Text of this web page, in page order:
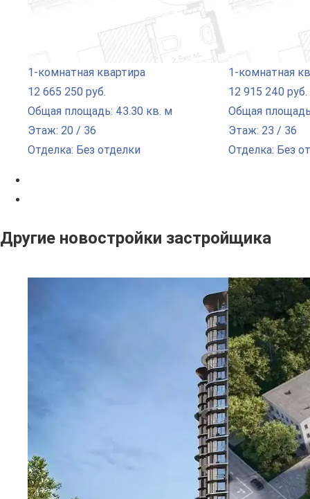
1-комнатная квартира
12 665 250 руб.
Общая площадь: 43.30 кв. м
Этаж: 20 / 36
Отделка: Без отделки
1-комнатная
12 915 240 руб.
Общая
Этаж: 23 / 36
Отделка: Без
Другие новостройки застройщика